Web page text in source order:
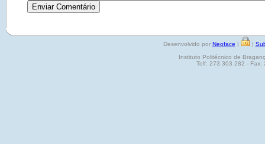
Desenvolvido por Neoface | |
Instituto Politécnico de
Telf: 273 303 282 - Fax: